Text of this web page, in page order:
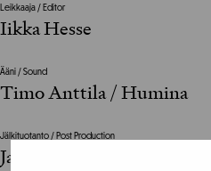
Leikkaaja / Editor
Iikka Hesse
Ääni / Sound
Timo Anttila / Humina
Jälkituotanto / Post Production
James Post